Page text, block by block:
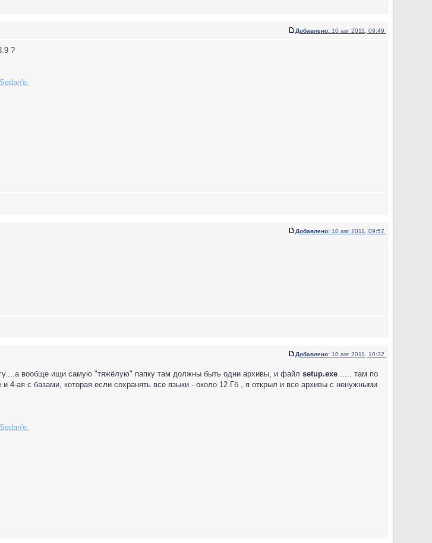
Добавлено: 10 авг 2011, 09:49
?
Добавлено: 10 авг 2011, 09:57
Добавлено: 10 авг 2011, 10:32
вообще ищи самую "тяжёлую" папку там должны быть одни архивы, и файл setup.exe ..... там по
и 4-ая с базами, которая если сохранять все языки - около 12 Гб , я открыл и все архивы с ненужными